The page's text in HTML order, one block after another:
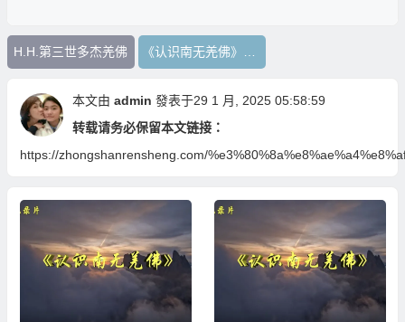
H.H.第三世多杰羌佛
本文由 admin 發表于29 1 月, 2025 05:58:59
转载请务必保留本文链接：
https://zhongshanrensheng.com/